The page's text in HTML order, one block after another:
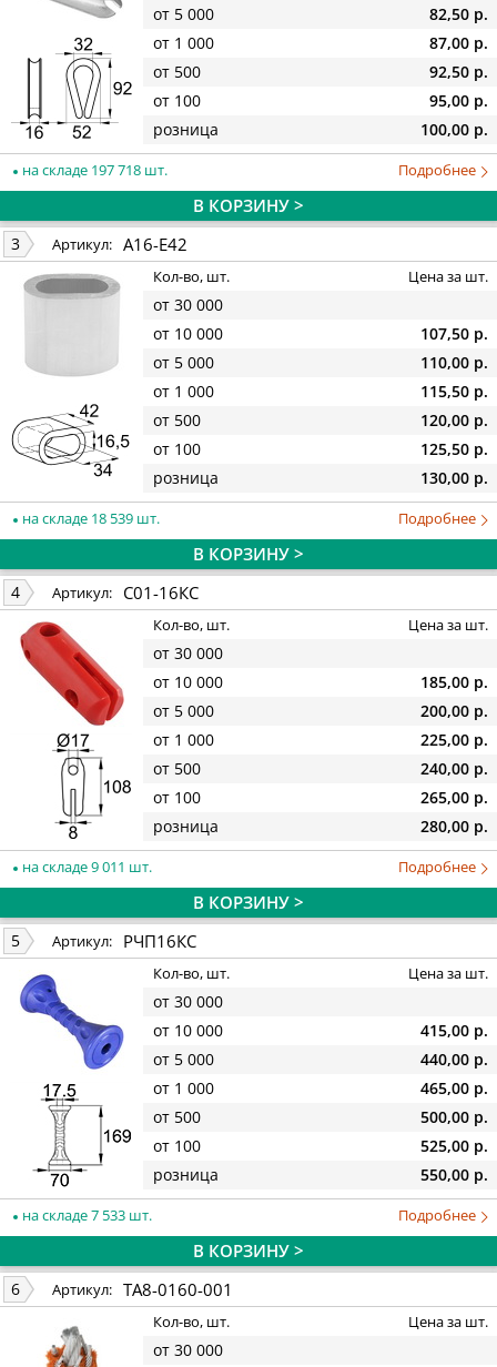
от 5 000
82,50 р.
от 1 000
87,00 р.
от 500
92,50 р.
от 100
95,00 р.
розница
100,00 р.
на складе 197 718 шт. Подробнее
В КОРЗИНУ >
3 Артикул: A16-E42
Кол-во, шт. Цена за шт.
от 30 000
от 10 000
107,50 р.
от 5 000
110,00 р.
от 1 000
115,50 р.
от 500
120,00 р.
от 100
125,50 р.
розница
130,00 р.
на складе 18 539 шт. Подробнее
В КОРЗИНУ >
4 Артикул: С01-16КС
Кол-во, шт. Цена за шт.
от 30 000
от 10 000
185,00 р.
от 5 000
200,00 р.
от 1 000
225,00 р.
от 500
240,00 р.
от 100
265,00 р.
розница
280,00 р.
на складе 9 011 шт. Подробнее
В КОРЗИНУ >
5 Артикул: РЧП16КС
Кол-во, шт. Цена за шт.
от 30 000
от 10 000
415,00 р.
от 5 000
440,00 р.
от 1 000
465,00 р.
от 500
500,00 р.
от 100
525,00 р.
розница
550,00 р.
на складе 7 533 шт. Подробнее
В КОРЗИНУ >
6 Артикул: TA8-0160-001
Кол-во, шт. Цена за шт.
от 30 000